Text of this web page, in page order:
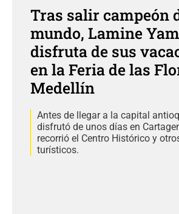
Tras salir campeón
mundo, Lamine
disfruta de sus
en la Feria de las
Medellín
Antes de llegar a la capital
disfrutó de unos días en
recorrió el Centro Histórico y
turísticos.